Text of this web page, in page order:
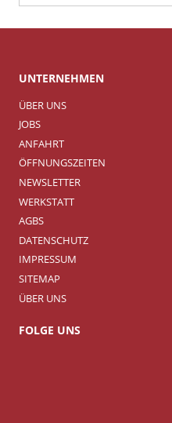
UNTERNEHMEN
ÜBER UNS
JOBS
ANFAHRT
ÖFFNUNGSZEITEN
NEWSLETTER
WERKSTATT
AGBS
DATENSCHUTZ
IMPRESSUM
SITEMAP
ÜBER UNS
FOLGE UNS